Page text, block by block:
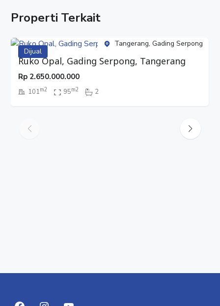
Properti Terkait
Dijual
Tangerang, Gading Serpong
Ruko Opal, Gading Serpong, Tangerang
Rp 2.650.000.000
101m2 95m2 2